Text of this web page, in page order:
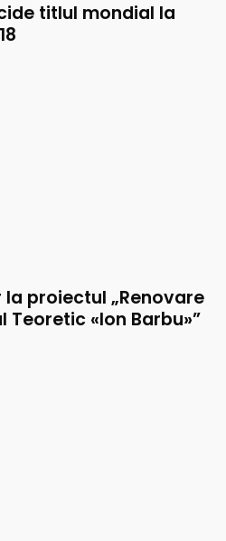
titlul mondial la
proiectul „Renovare
Teoretic «Ion Barbu»”